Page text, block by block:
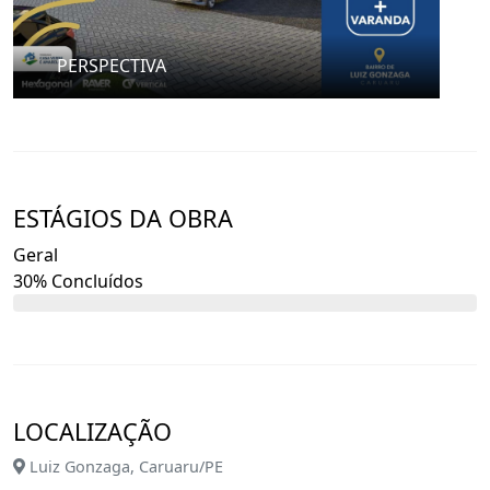
PERSPECTIVA
ESTÁGIOS DA OBRA
Geral
30% Concluídos
LOCALIZAÇÃO
Luiz Gonzaga, Caruaru/PE